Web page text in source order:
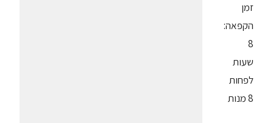
זמן
הקפאה:
8
שעות
לפחות
8 מנות